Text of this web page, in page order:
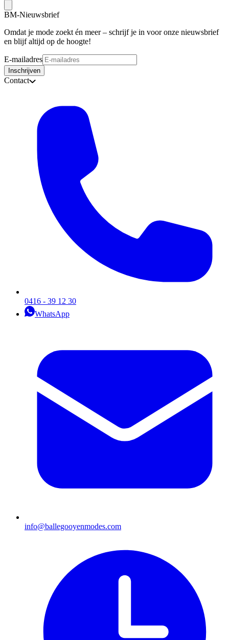
BM-Nieuwsbrief
Omdat je mode zoekt én meer – schrijf je in voor onze nieuwsbrief
en blijf altijd op de hoogte!
E-mailadres
Inschrijven
Contact
0416 - 39 12 30
WhatsApp
info@ballegooyenmodes.com